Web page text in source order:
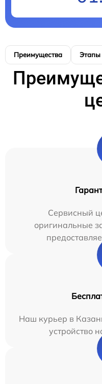
Преимущества Этапы
Сервисный
оригинальные
Наш курьер в
устройство